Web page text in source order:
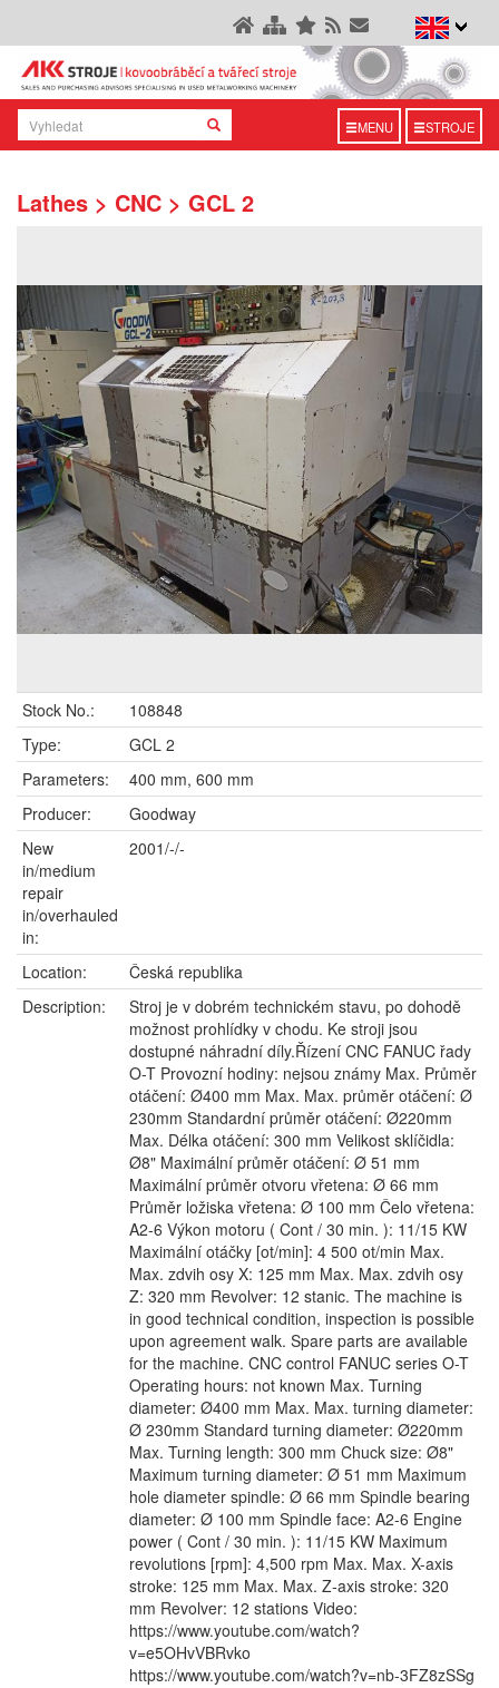
MENU STROJE
Lathes > CNC > GCL 2
Stock No.:
108848
Type:
GCL 2
Parameters:
400 mm, 600 mm
Producer:
Goodway
New
in/medium
repair
in/overhauled
in:
2001/-/-
Location:
Česká republika
Description:
Stroj je v dobrém technickém stavu, po dohodě
možnost prohlídky v chodu. Ke stroji jsou
dostupné náhradní díly.Řízení CNC FANUC řady
O-T Provozní hodiny: nejsou známy Max. Průměr
otáčení: Ø400 mm Max. Max. průměr otáčení: Ø
230mm Standardní průměr otáčení: Ø220mm
Max. Délka otáčení: 300 mm Velikost sklíčidla:
Ø8" Maximální průměr otáčení: Ø 51 mm
Maximální průměr otvoru vřetena: Ø 66 mm
Průměr ložiska vřetena: Ø 100 mm Čelo vřetena:
A2-6 Výkon motoru ( Cont / 30 min. ): 11/15 KW
Maximální otáčky [ot/min]: 4 500 ot/min Max.
Max. zdvih osy X: 125 mm Max. Max. zdvih osy
Z: 320 mm Revolver: 12 stanic. The machine is
in good technical condition, inspection is possible
upon agreement walk. Spare parts are available
for the machine. CNC control FANUC series O-T
Operating hours: not known Max. Turning
diameter: Ø400 mm Max. Max. turning diameter:
Ø 230mm Standard turning diameter: Ø220mm
Max. Turning length: 300 mm Chuck size: Ø8"
Maximum turning diameter: Ø 51 mm Maximum
hole diameter spindle: Ø 66 mm Spindle bearing
diameter: Ø 100 mm Spindle face: A2-6 Engine
power ( Cont / 30 min. ): 11/15 KW Maximum
revolutions [rpm]: 4,500 rpm Max. Max. X-axis
stroke: 125 mm Max. Max. Z-axis stroke: 320
mm Revolver: 12 stations Video:
https://www.youtube.com/watch?
v=e5OHvVBRvko
https://www.youtube.com/watch?v=nb-3FZ8zSSg